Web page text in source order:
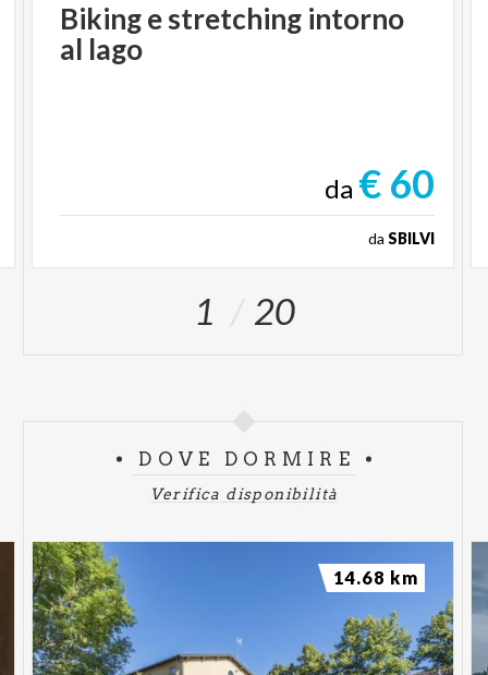
Bikingestretching intorno
al lago
da € 60
da SBILVI
1 20
DOVE DORMIRE
Verifica disponibilità
14.68 km